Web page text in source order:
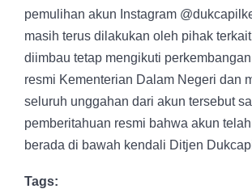
pemulihan akun Instagram
masih terus dilakukan oleh pihak
diimbau tetap mengikuti
resmi Kementerian Dalam Negeri dan
seluruh unggahan dari akun tersebut
pemberitahuan resmi bahwa akun
berada di bawah kendali Ditjen
Tags: